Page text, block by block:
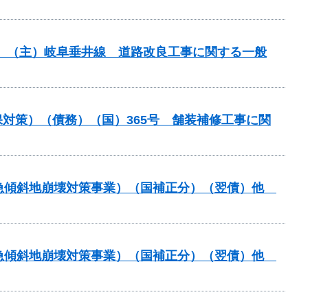
主）岐阜垂井線 道路改良工事に関する一般
策）（債務）（国）365号 舗装補修工事に関
斜地崩壊対策事業）（国補正分）（翌債）他
斜地崩壊対策事業）（国補正分）（翌債）他